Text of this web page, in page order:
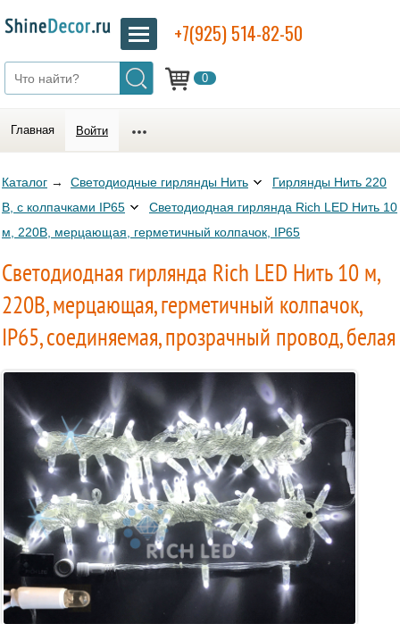
0
+7(925) 514-82-50
Главная Войти
Каталог → Светодиодные гирлянды Нить
Гирлянды Нить 220
В, с колпачками IP65
Светодиодная гирлянда Rich LED Нить 10
м, 220В, мерцающая, герметичный колпачок, IP65
Светодиодная гирлянда Rich LED Нить 10 м,
220В, мерцающая, герметичный колпачок,
IP65, соединяемая, прозрачный провод, белая